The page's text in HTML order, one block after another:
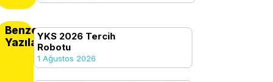
Benzer
Yazılar
YKS 2026 Tercih
Robotu
1 Ağustos 2026